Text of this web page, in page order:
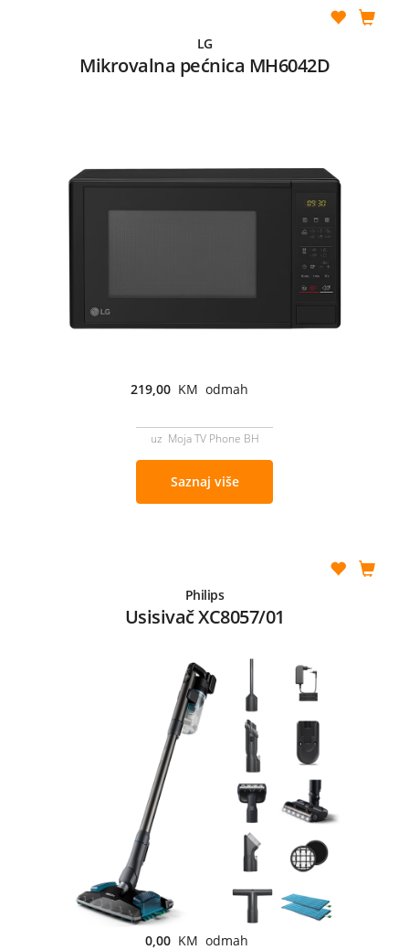
LG
Mikrovalna pećnica MH6042D
219,00 KM odmah
uz Moja TV Phone BH
Saznaj više
Philips
Usisivač XC8057/01
0,00 KM odmah